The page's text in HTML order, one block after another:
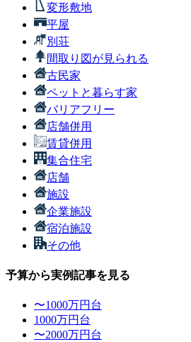
変形敷地
平屋
別荘
間取り図が見られる
古民家
ペットと暮らす家
バリアフリー
店舗併用
賃貸併用
集合住宅
店舗
施設
企業施設
宿泊施設
その他
予算から実例記事を見る
〜1000万円台
1000万円台
〜2000万円台